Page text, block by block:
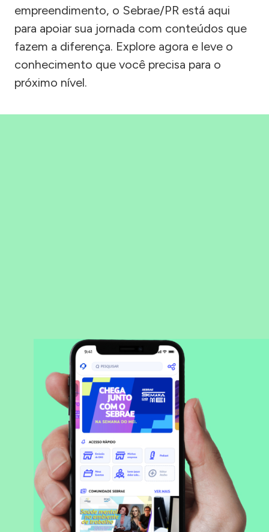
empreendimento, o Sebrae/PR está aqui
para apoiar sua jornada com conteúdos que
fazem a diferença. Explore agora e leve o
conhecimento que você precisa para o
próximo nível.